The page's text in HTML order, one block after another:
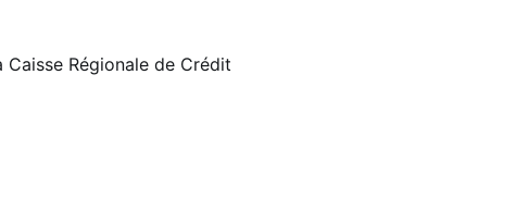
Régionale de Crédit